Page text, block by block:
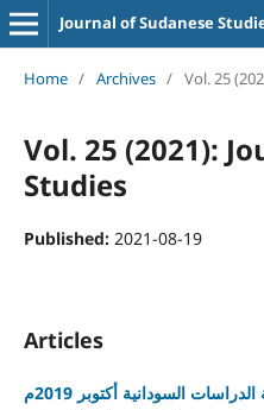
Journal of Sudanese
Home / Archives / Vol. 25
Vol. 25 (2021):
Studies
Published: 2021-08-19
Articles
السودانية أكتوبر 2019م